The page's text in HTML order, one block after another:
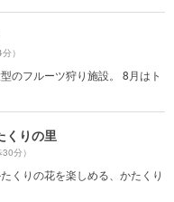
）
のフルーツ狩り施設。 8月はト
くりの里
30分）
くりの花を楽しめる、かたくり